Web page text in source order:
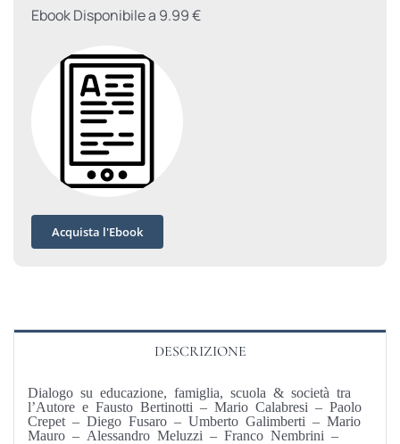
Ebook Disponibile a 9.99 €
Acquista l'Ebook
DESCRIZIONE
Dialogo su educazione, famiglia, scuola & società tra
l’Autore e Fausto Bertinotti – Mario Calabresi – Paolo
Crepet – Diego Fusaro – Umberto Galimberti – Mario
Mauro – Alessandro Meluzzi – Franco Nembrini –